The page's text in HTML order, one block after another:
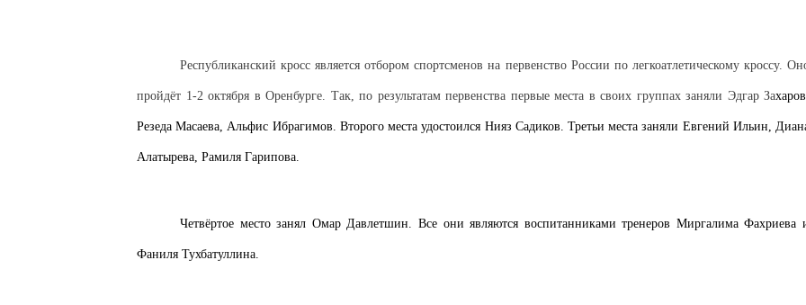
Республиканский кросс является отбором спортсменов на первенство России по легкоатлетическому кроссу.
пройдёт 1-2 октября в Оренбурге. Так, по результатам первенства первые места в своих группах заняли Эдгар За
Резеда Масаева, Альфис Ибрагимов. Второго места удостоился Нияз Садиков. Третьи места заняли Евгений Ильин,
Алатырева, Рамиля Гарипова.
Четвёртое место занял Омар Давлетшин. Все они являются воспитанниками тренеров Миргалима Фахриева
Фаниля Тухбатуллина.